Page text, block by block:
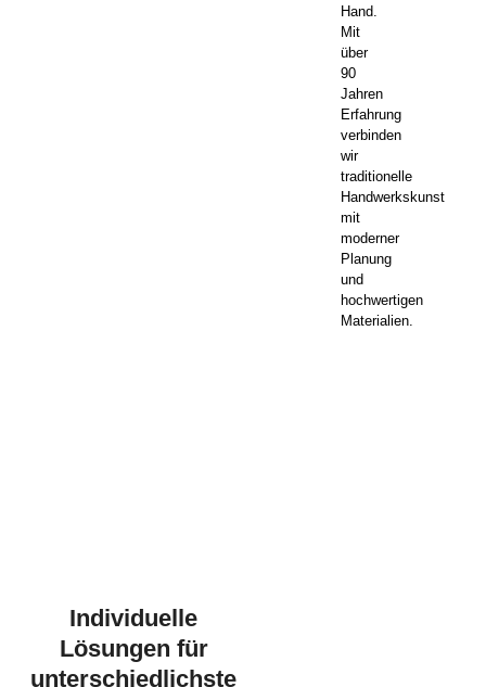
Hand.
Mit
über
90
Jahren
Erfahrung
verbinden
wir
traditionelle
Handwerkskunst
mit
moderner
Planung
und
hochwertigen
Materialien.
Individuelle
Lösungen für
unterschiedlichste